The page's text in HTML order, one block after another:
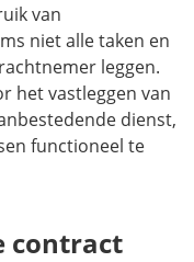
van
niet alle taken en
leggen.
het vastleggen van
dienst,
functioneel te
contract